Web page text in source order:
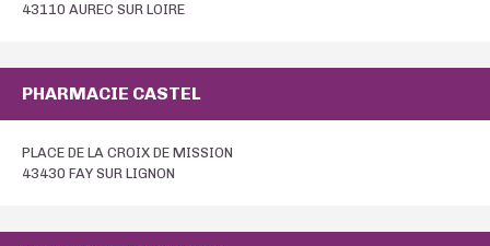
43110 AUREC SUR LOIRE
PHARMACIE CASTEL
PLACE DE LA CROIX DE MISSION
43430 FAY SUR LIGNON